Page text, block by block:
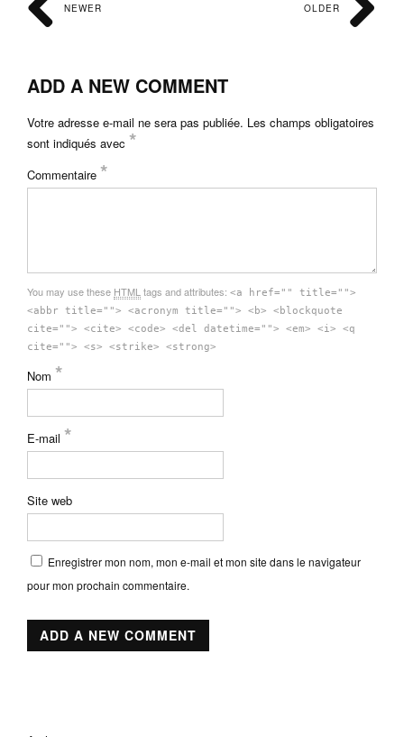
OLDER
NEWER
ADD A NEW COMMENT
Votre adresse e-mail ne sera pas publiée. Les champs obligatoires
sont indiqués avec *
Commentaire *
You may use these HTML tags and attributes: <a href="" title="">
<abbr title=""> <acronym title=""> <b> <blockquote
cite=""> <cite> <code> <del datetime=""> <em> <i> <q
cite=""> <s> <strike> <strong>
Nom *
E-mail *
Site web
Enregistrer mon nom, mon e-mail et mon site dans le navigateur
pour mon prochain commentaire.